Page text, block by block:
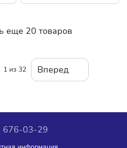
еще 20 товаров
1 из 32 Вперед
676-03-29